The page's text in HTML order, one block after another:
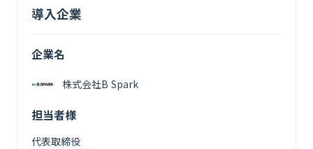
導入企業
企業名
株式会社B Spark
担当者様
代表取締役